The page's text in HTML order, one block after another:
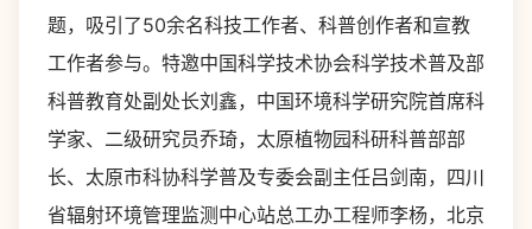
题，吸引了50余名科技工作者、科普创作者和宣教
工作者参与。特邀中国科学技术协会科学技术普及部
科普教育处副处长刘鑫，中国环境科学研究院首席科
学家、二级研究员乔琦，太原植物园科研科普部部
长、太原市科协科学普及专委会副主任吕剑南，四川
省辐射环境管理监测中心站总工办工程师李杨，北京